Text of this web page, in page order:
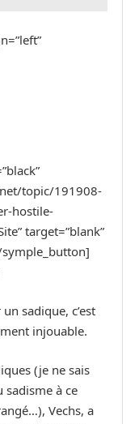
topic/191908-
hostile-
target=”blank”
sadique, c’est
injouable.
(je ne sais
sadisme à ce
Vechs, a